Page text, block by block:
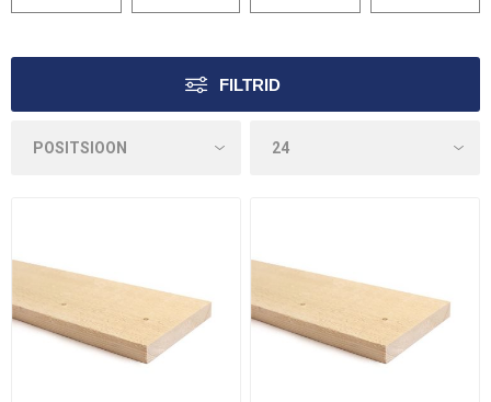
FILTRID